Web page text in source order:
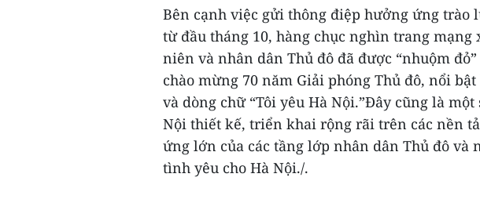
Bên cạnh việc gửi thông điệp hưởng ứng trào
từ đầu tháng 10, hàng chục nghìn trang mạng
niên và nhân dân Thủ đô đã được “nhuộm
chào mừng 70 năm Giải phóng Thủ đô, nổi
và dòng chữ “Tôi yêu Hà Nội.”Đây cũng là
Nội thiết kế, triển khai rộng rãi trên các nền
ứng lớn của các tầng lớp nhân dân Thủ đô và
tình yêu cho Hà Nội./.